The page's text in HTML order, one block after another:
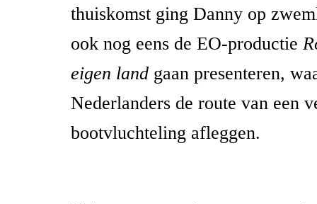
thuiskomst ging Danny op
ook nog eens de EO-productie
eigen land gaan presenteren,
Nederlanders de route van een
bootvluchteling afleggen.